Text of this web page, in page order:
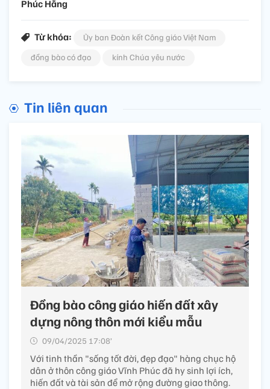
Phúc Hằng
Từ khóa:
Ủy ban Đoàn kết Công giáo Việt Nam
đồng bào có đạo
kính Chúa yêu nước
Tin liên quan
Đồng bào công giáo hiến đất xây
dựng nông thôn mới kiểu mẫu
09/04/2025 17:08’
Với tinh thần "sống tốt đời, đẹp đạo" hàng chục hộ
dân ở thôn công giáo Vĩnh Phúc đã hy sinh lợi ích,
hiến đất và tài sản để mở rộng đường giao thông.